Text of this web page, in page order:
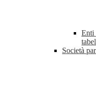
Enti
Società